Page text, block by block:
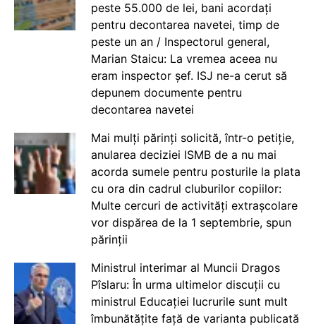
peste 55.000 de lei, bani acordați
pentru decontarea navetei, timp de
peste un an / Inspectorul general,
Marian Staicu: La vremea aceea nu
eram inspector șef. ISJ ne-a cerut să
depunem documente pentru
decontarea navetei
Mai mulți părinți solicită, într-o petiție,
anularea deciziei ISMB de a nu mai
acorda sumele pentru posturile la plata
cu ora din cadrul cluburilor copiilor:
Multe cercuri de activități extrașcolare
vor dispărea de la 1 septembrie, spun
părinții
Ministrul interimar al Muncii Dragos
Pîslaru: În urma ultimelor discuții cu
ministrul Educației lucrurile sunt mult
îmbunătățite față de varianta publicată